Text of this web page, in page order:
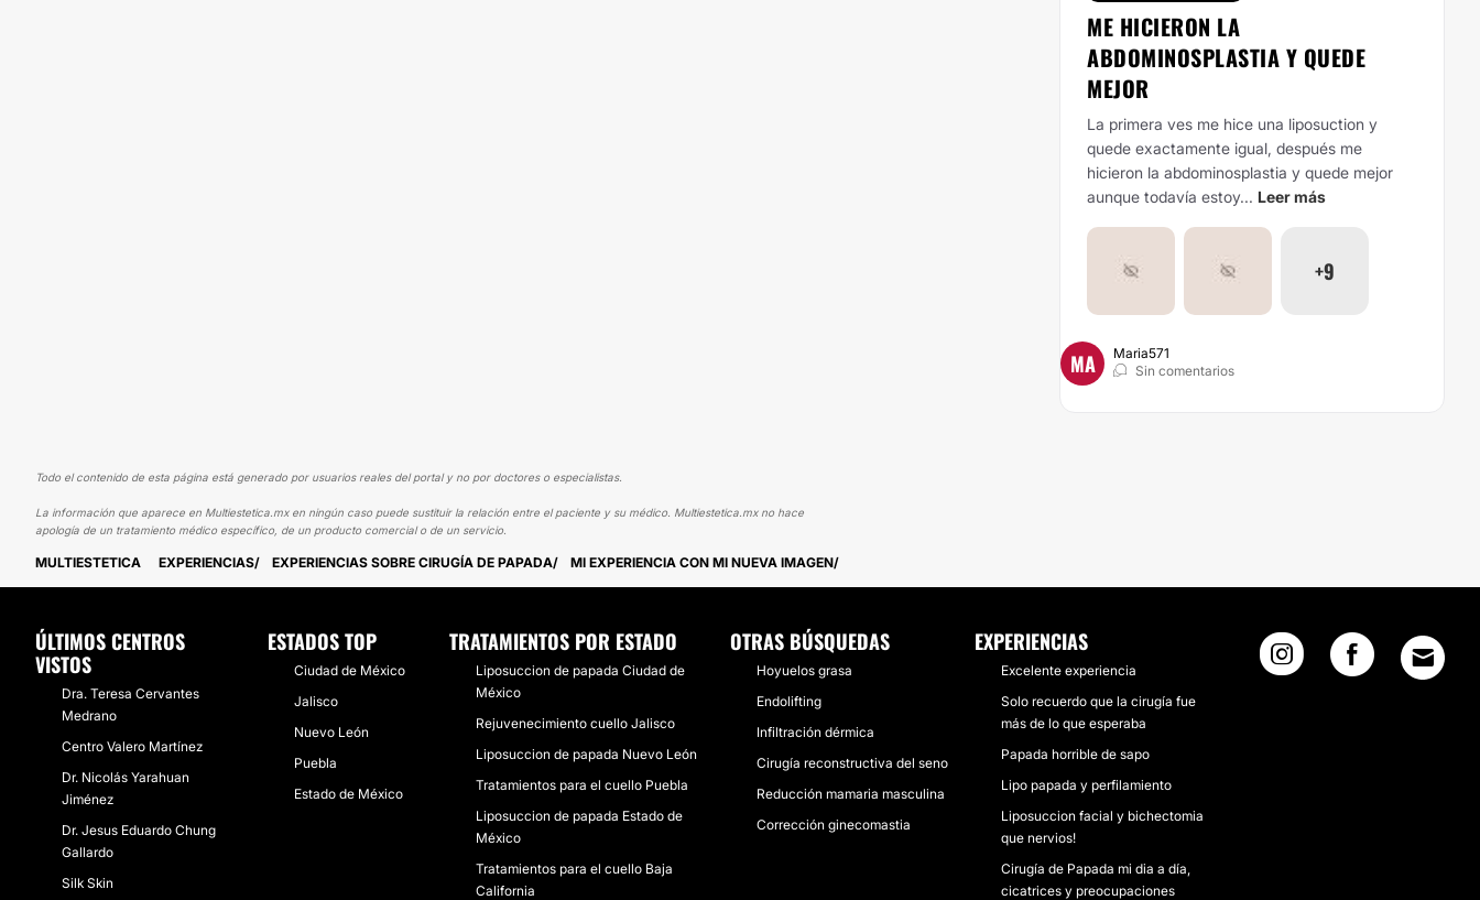
ME HICIERON LA
ABDOMINOSPLASTIA Y QUEDE
MEJOR
La primera ves me hice una liposuction y
quede exactamente igual, después me
hicieron la abdominosplastia y quede mejor
aunque todavía estoy... Leer más
+9
MA
Maria571
Sin comentarios
Todo el contenido de esta página está generado por usuarios reales del portal y no por doctores o especialistas.
La información que aparece en Multiestetica.mx en ningún caso puede sustituir la relación entre el paciente y su médico. Multiestetica.mx no hace
apología de un tratamiento médico específico, de un producto comercial o de un servicio.
MULTIESTETICA EXPERIENCIAS EXPERIENCIAS SOBRE CIRUGÍA DE PAPADA MI EXPERIENCIA CON MI NUEVA IMAGEN
ÚLTIMOS CENTROS
VISTOS
Dra. Teresa Cervantes
Medrano
Centro Valero Martínez
Dr. Nicolás Yarahuan
Jiménez
Dr. Jesus Eduardo Chung
Gallardo
Silk Skin
ESTADOS TOP
Ciudad de México
Jalisco
Nuevo León
Puebla
Estado de México
TRATAMIENTOS POR ESTADO
Liposuccion de papada Ciudad de
México
Rejuvenecimiento cuello Jalisco
Liposuccion de papada Nuevo León
Tratamientos para el cuello Puebla
Liposuccion de papada Estado de
México
Tratamientos para el cuello Baja
California
OTRAS BÚSQUEDAS
Hoyuelos grasa
Endolifting
Infiltración dérmica
Cirugía reconstructiva del seno
Reducción mamaria masculina
Corrección ginecomastia
EXPERIENCIAS
Excelente experiencia
Solo recuerdo que la cirugía fue
más de lo que esperaba
Papada horrible de sapo
Lipo papada y perfilamiento
Liposuccion facial y bichectomia
que nervios!
Cirugía de Papada mi dia a día,
cicatrices y preocupaciones